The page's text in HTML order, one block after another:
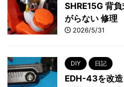
SHRE15G 背
がらない 修理
2026/5/31
DIY 日記
EDH-43を改